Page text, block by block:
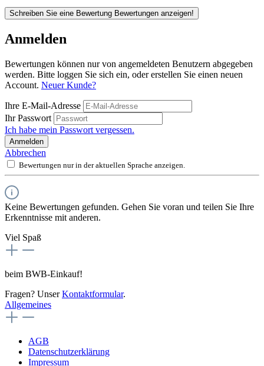
Schreiben Sie eine Bewertung Bewertungen anzeigen!
Anmelden
Bewertungen können nur von angemeldeten Benutzern abgegeben
werden. Bitte loggen Sie sich ein, oder erstellen Sie einen neuen
Account. Neuer Kunde?
Ihre E-Mail-Adresse
Ihr Passwort
Ich habe mein Passwort vergessen.
Anmelden
Abbrechen
Bewertungen nur in der aktuellen Sprache anzeigen.
Keine Bewertungen gefunden. Gehen Sie voran und teilen Sie Ihre
Erkenntnisse mit anderen.
Viel Spaß
beim BWB-Einkauf!
Fragen? UnserKontaktformular.
Allgemeines
AGB
Datenschutzerklärung
Impressum